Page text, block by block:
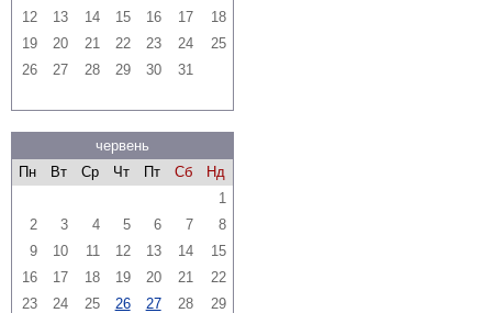
12
13 14 15 16 17
18
19
20 21 22 23 24
25
26
27 28 29 30 31
червень
Пн
Вт Ср Чт Пт Сб
Нд
1
2
3 4 5 6 7
8
9
10 11 12 13 14
15
16
17 18 19 20 21
22
23
24 25 26 27 28
29